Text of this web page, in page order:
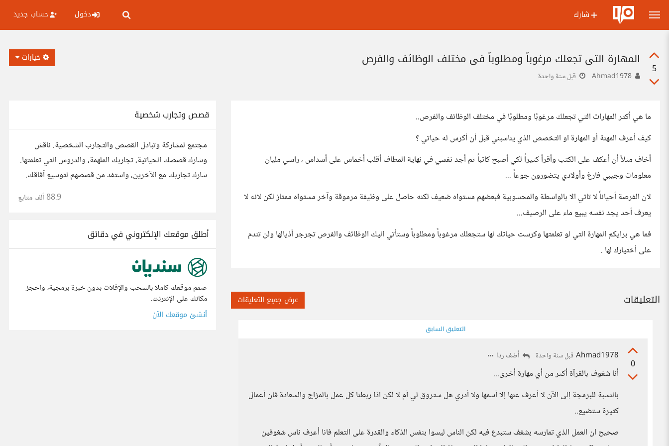
شارك دخول حساب جديد
5
المهارة التي تجعلك مرغوباً ومطلوباً في مختلف الوظائف والفرص
قبل سنة واحدة
خيارات
ما هي أكثر المهارات التي تجعلك مرغوبًا ومطلوبًا في مختلف الوظائف والفرص..
كيف أعرف المهنة أو المهارة او التخصص الذي يناسبني قبل أن أكرس له حياتي ؟
أخاف مثلاً أن أعكف على الكتب وأقرأ كثيراً لكي أصبح كاتباً ثم أجد نفسي في نهاية المطاف أقلب أخماس على أسداس ، راسي مليان
معلومات وجيبي فارغ وأولادي يتضورون جوعاً ...
لان الفرصة أحياناً لا تاتي الا بالواسطة والمحسوبية فبعضهم مستواه ضعيف لكنه حاصل على وظيفة مرموقة وآخر مستواه ممتاز لكن لانه لا
يعرف أحد يجد نفسه يبيع ماء على الرصيف...
فما هي برايكم المهارة التي لو تعلمتها وكرست حياتك لها ستجعلك مرغوباً ومطلوباً وستأتي اليك الوظائف والفرص تجرجر أذيالها ولن تندم
على أختيارك لها .
التعليقات عرض جميع التعليقات
التعليق السابق
0
Ahmad1978 قبل سنة واحدة أضف ردا
أنا شغوف بالقرآة أكثر من أي مهارة أخرى...
بالنسبة للبرمجة إلى الآن لا أعرف عنها إلا أسمها ولا أدري هل ستروق لي أم لا لكن اذا ربطنا كل عمل بالمزاج والسعادة فان أعمال
كثيرة ستضيع..
صحيح ان العمل الذي تمارسه بشغف ستبدع فيه لكن الناس ليسوا بنفس الذكاء والقدرة على التعلم فانا أعرف ناس شغوفين
قصص وتجارب شخصية
مجتمع لمشاركة وتبادل القصص والتجارب الشخصية. ناقش
وشارك قصصك الحياتية، تجاربك الملهمة، والدروس التي تعلمتها.
شارك تجاربك مع الآخرين، واستفد من قصصهم لتوسيع آفاقك.
88.9 ألف متابع
أطلق موقعك الإلكتروني في دقائق
صمم موقعك كاملا بالسحب والإفلات بدون خبرة برمجية، واحجز
مكانك على الإنترنت.
أنشئ موقعك الآن